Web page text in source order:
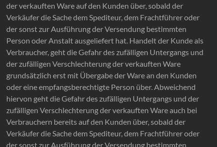
der verkauften Ware auf den Kunden über, sobald der
Verkäufer die Sache dem Spediteur, dem Frachtführer oder
der sonst zur Ausführung der Versendung bestimmten
Person oder Anstalt ausgeliefert hat. Handelt der Kunde als
Verbraucher, geht die Gefahr des zufälligen Untergangs und
der zufälligen Verschlechterung der verkauften Ware
grundsätzlich erst mit Übergabe der Ware an den Kunden
oder eine empfangsberechtigte Person über. Abweichend
hiervon geht die Gefahr des zufälligen Untergangs und der
zufälligen Verschlechterung der verkauften Ware auch bei
Verbrauchern bereits auf den Kunden über, sobald der
Verkäufer die Sache dem Spediteur, dem Frachtführer oder
der sonst zur Ausführung der Versendung bestimmten